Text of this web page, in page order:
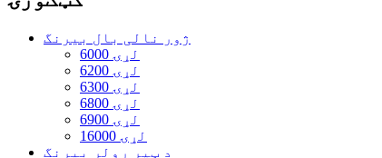
ژور نالی بال بیرنگ
6000 لړۍ
6200 لړۍ
6300 لړۍ
6800 لړۍ
6900 لړۍ
16000 لړۍ
د ټپر رولر بیرنگ